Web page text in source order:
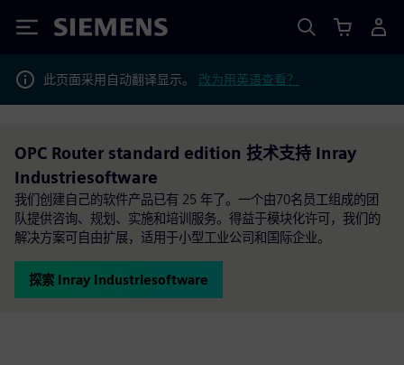
Siemens
此页面采用自动翻译显示。 改为用英语查看？
OPC Router standard edition 技术支持 Inray
Industriesoftware
我们创建自己的软件产品已有 25 年了。一个由70名员工组成的团
队提供咨询、规划、实施和培训服务。得益于模块化许可，我们的
解决方案可自由扩展，适用于小型工业公司和国际企业。
探索 Inray Industriesoftware